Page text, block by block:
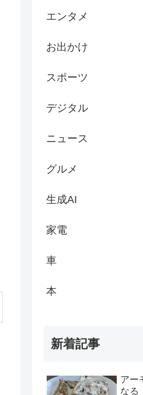
エンタメ
お出かけ
スポーツ
デジタル
ニュース
グルメ
生成AI
家電
車
本
新着記事
アー
なる